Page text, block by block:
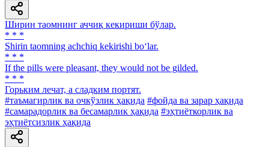
Ширин таомнинг аччиқ кекириши бўлар.
* * *
Shirin taomning achchiq kekirishi bo‘lar.
* * *
If the pills were pleasant, they would not be gilded.
* * *
Горьким лечат, а сладким портят.
#таъмагирлик ва очкўзлик ҳақида #фойда ва зарар ҳақида
#самарадорлик ва бесамарлик ҳақида #эҳтиёткорлик ва
эҳтиётсизлик ҳақида